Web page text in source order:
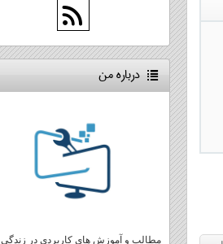
درباره من
مطالب و آموزش های کاربردی در زندگی